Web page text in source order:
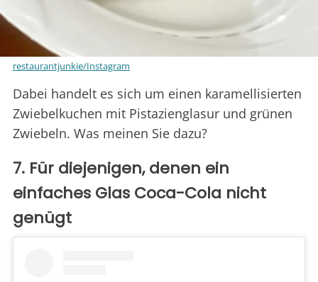
restaurantjunkie/Instagram
Dabei handelt es sich um einen karamellisierten
Zwiebelkuchen mit Pistazienglasur und grünen
Zwiebeln. Was meinen Sie dazu?
7. Für diejenigen, denen ein
einfaches Glas Coca-Cola nicht
genügt